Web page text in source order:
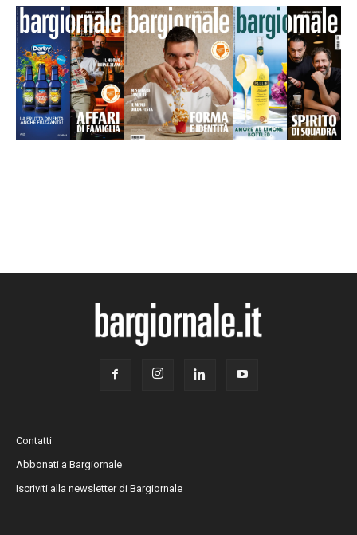
Contatti
Abbonati a Bargiornale
Iscriviti alla newsletter di Bargiornale